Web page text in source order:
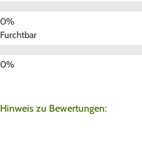
Furchtbar
Hinweis zu Bewertungen: